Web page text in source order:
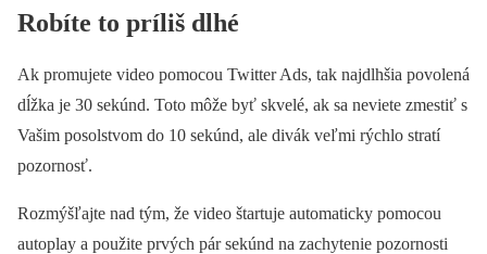
Robíte to príliš dlhé
Ak promujete video pomocou Twitter Ads, tak najdlhšia povolená
dĺžka je 30 sekúnd. Toto môže byť skvelé, ak sa neviete zmestiť s
Vašim posolstvom do 10 sekúnd, ale divák veľmi rýchlo stratí
pozornosť.
Rozmýšľajte nad tým, že video štartuje automaticky pomocou
autoplay a použite prvých pár sekúnd na zachytenie pozornosti